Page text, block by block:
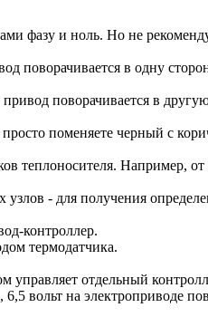
фазу и ноль. Но не
поворачивается в одну
поворачивается в
поменяете черный с
теплоносителя. Например,
- для получения
контроллер.
термодатчика.
управляет отдельный
вольт на электроприводе